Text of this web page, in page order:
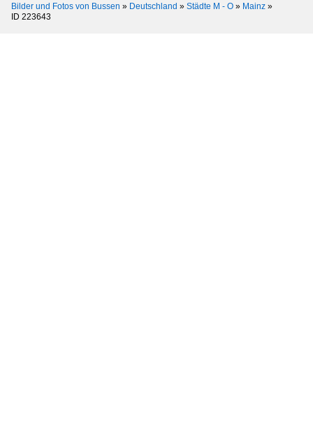
Bilder und Fotos von Bussen » Deutschland » Städte M - O » Mainz »
ID 223643